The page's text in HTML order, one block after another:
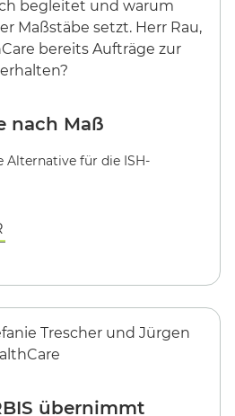
nach Maß
Alternative für die ISH-
übernimmt